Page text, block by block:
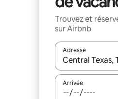
Trouvez et
sur Airbnb
Adresse
Lorsque les
Arrivée